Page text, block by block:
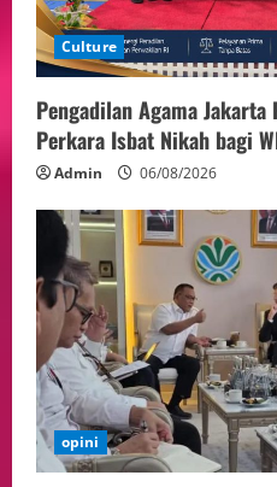
Culture
Pengadilan Agama
Perkara Isbat Nikah bagi
Admin 06/08/2026
opini